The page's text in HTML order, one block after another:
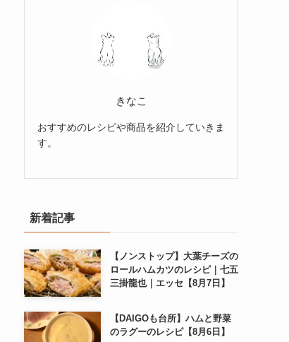
きなこ
おすすめのレシピや商品を紹介していきま
す。
新着記事
【ノンストップ】大葉チーズの
ロールハムカツのレシピ｜七五
三掛龍也｜エッセ【8月7日】
【DAIGOも台所】ハムと野菜
のラグーのレシピ【8月6日】